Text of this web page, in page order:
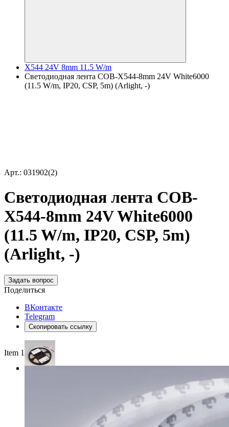
X544 24V 8mm 11.5 W/m
Светодиодная лента COB-X544-8mm 24V White6000
(11.5 W/m, IP20, CSP, 5m) (Arlight, -)
Арт.: 031902(2)
Светодиодная лента COB-
X544-8mm 24V White6000
(11.5 W/m, IP20, CSP, 5m)
(Arlight, -)
Задать вопрос
Поделиться
ВКонтакте
Telegram
Скопировать ссылку
Item 1 of 3